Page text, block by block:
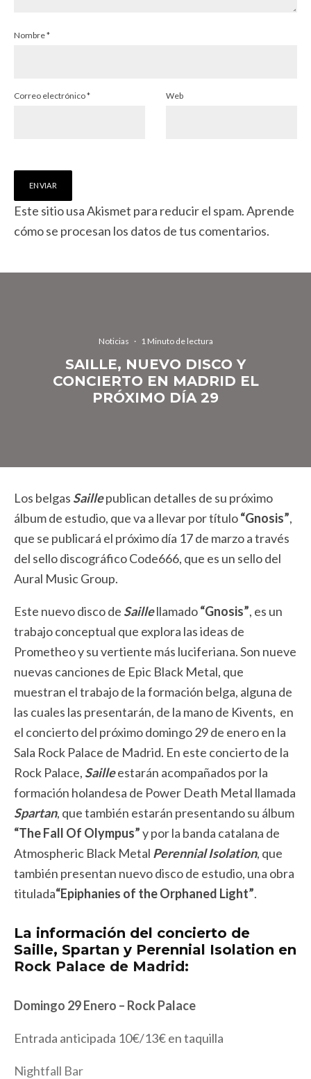
Nombre*
Correo electrónico* Web
Este sitio usa Akismet para reducir el spam.Aprende
cómo se procesan los datos de tus comentarios.
Noticias · 1 Minuto de lectura
SAILLE, NUEVO DISCO Y
CONCIERTO EN MADRID EL
PRÓXIMO DÍA 29
Los belgas Saillepublican detalles de su próximo
álbum de estudio, que va a llevar por título“Gnosis”,
que se publicará el próximo día 17 de marzo a través
del sello discográfico Code666, que es un sello del
Aural Music Group.
Este nuevo disco de Saillellamado“Gnosis”, es un
trabajo conceptual que explora las ideas de
Prometheo y su vertiente más luciferiana. Son nueve
nuevas canciones de Epic Black Metal, que
muestran el trabajo de la formación belga, alguna de
las cuales las presentarán, de la mano de Kivents, en
el concierto del próximo domingo 29 de enero en la
Sala Rock Palace de Madrid. En este concierto de la
Rock Palace, Sailleestarán acompañados por la
formación holandesa de Power Death Metal llamada
Spartan, que también estarán presentando su álbum
“The Fall Of Olympus”y por la banda catalana de
Atmospheric Black Metal Perennial Isolation, que
también presentan nuevo disco de estudio, una obra
titulada“Epiphanies of the Orphaned Light”.
La información del concierto de
Saille, Spartan y Perennial Isolation en
Rock Palace de Madrid:
Domingo 29 Enero – Rock Palace
Entrada anticipada 10€/13€ en taquilla
Nightfall Bar